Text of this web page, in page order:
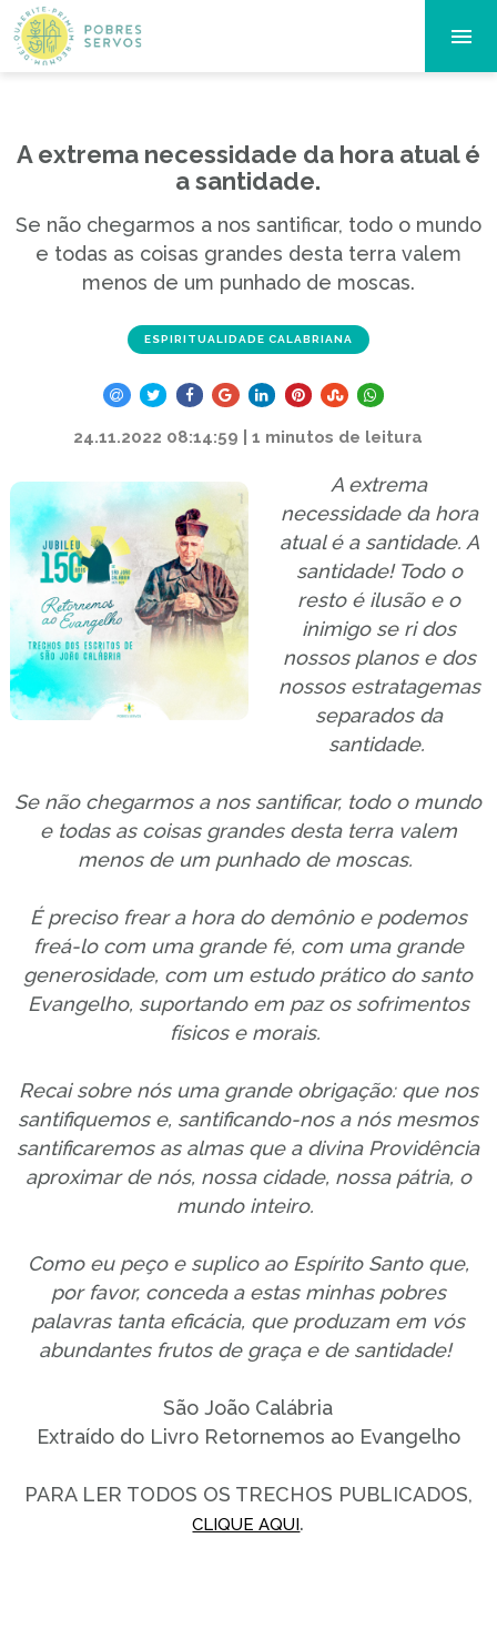
A extrema necessidade da hora atual é
a santidade.
Se não chegarmos a nos santificar, todo o mundo
e todas as coisas grandes desta terra valem
menos de um punhado de moscas.
ESPIRITUALIDADE CALABRIANA
24.11.2022 08:14:59 | 1 minutos de leitura
A extrema
necessidade da hora
atual é a santidade. A
santidade! Todo o
resto é ilusão e o
inimigo se ri dos
nossos planos e dos
nossos estratagemas
separados da
santidade.
Se não chegarmos a nos santificar, todo o mundo
e todas as coisas grandes desta terra valem
menos de um punhado de moscas.
É preciso frear a hora do demônio e podemos
freá-lo com uma grande fé, com uma grande
generosidade, com um estudo prático do santo
Evangelho, suportando em paz os sofrimentos
físicos e morais.
Recai sobre nós uma grande obrigação: que nos
santifiquemos e, santificando-nos a nós mesmos
santificaremos as almas que a divina Providência
aproximar de nós, nossa cidade, nossa pátria, o
mundo inteiro.
Como eu peço e suplico ao Espírito Santo que,
por favor, conceda a estas minhas pobres
palavras tanta eficácia, que produzam em vós
abundantes frutos de graça e de santidade!
São João Calábria
Extraído do Livro Retornemos ao Evangelho
PARA LER TODOS OS TRECHOS PUBLICADOS,
CLIQUE AQUI.